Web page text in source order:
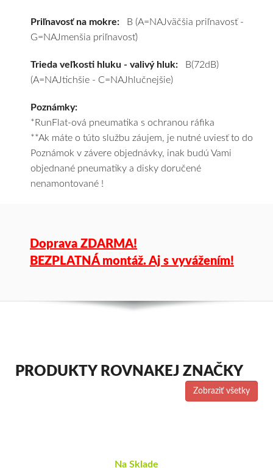
Priľnavosť na mokre: B (A=NAJväčšia priľnavosť -
G=NAJmenšia priľnavosť)
Trieda veľkosti hluku - valivý hluk: B(72dB)
(A=NAJtichšie - C=NAJhlučnejšie)
Poznámky:
*RunFlat-ová pneumatika s ochranou ráfika
**Ak máte o túto službu záujem, je nutné uviesť to do
Poznámok v závere objednávky, inak budú Vami
objednané pneumatiky a disky doručené
nenamontované !
Doprava ZDARMA!
BEZPLATNÁ montáž. Aj s vyvážením!
PRODUKTY ROVNAKEJ ZNAČKY
Zobraziť všetky
Na Sklade